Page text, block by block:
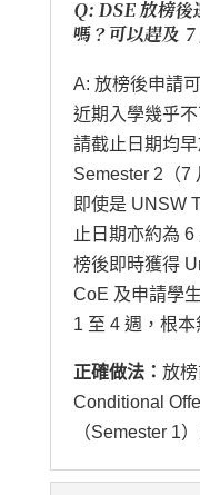
Q: DSE 放榜後
嗎？可以趕及 7
A: 放榜後申請
近期入學幾乎
請截止日期均
Semester 2（7
即使是 UNSW
止日期亦約為
榜後即時獲得
CoE 及申請學
1 至 4 週，根
正確做法： 放
Conditional
（Semester 1